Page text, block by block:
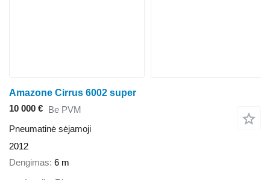
Amazone Cirrus 6002 super
10 000 € Be PVM
Pneumatinė sėjamoji
2012
Dengimas 6 m